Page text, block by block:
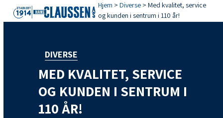
SkipOpen
mobile
Close
mobile
Hjem >Diverse >Med kvalitet, service
og kunden i sentrum i 110 år!
DIVERSE
MED KVALITET, SERVICE
OG KUNDEN I SENTRUM I
110 ÅR!